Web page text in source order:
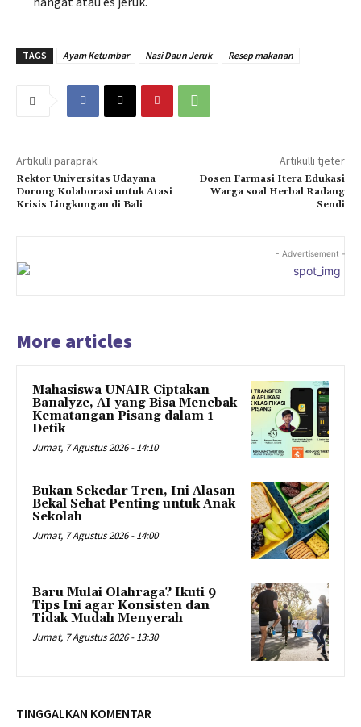
TAGS Ayam Ketumbar Nasi Daun Jeruk Resep makanan
Artikulli paraprak
Rektor Universitas Udayana
Dorong Kolaborasi untuk Atasi
Krisis Lingkungan di Bali
Artikulli tjetër
Dosen Farmasi Itera Edukasi
Warga soal Herbal Radang
Sendi
- Advertisement -
More articles
Mahasiswa UNAIR Ciptakan
Banalyze, AI yang Bisa Menebak
Kematangan Pisang dalam 1
Detik
Jumat, 7 Agustus 2026 - 14:10
Bukan Sekedar Tren, Ini Alasan
Bekal Sehat Penting untuk Anak
Sekolah
Jumat, 7 Agustus 2026 - 14:00
Baru Mulai Olahraga? Ikuti 9
Tips Ini agar Konsisten dan
Tidak Mudah Menyerah
Jumat, 7 Agustus 2026 - 13:30
TINGGALKAN KOMENTAR